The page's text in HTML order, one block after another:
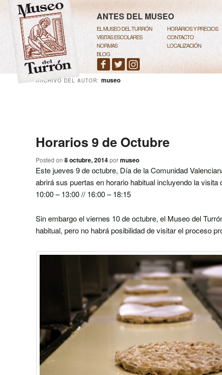
MENÚ PRINCIPAL
IR AL CONTENIDO PRINCIPAL
IR AL CONTENIDO
ANTES DEL MUSEO
EL MUSEO DEL TURRÓN
HORARIOS Y PRECIOS
VISITAS ESCOLARES
CONTACTO
NORMAS
LOCALIZACIÓN
BLOG
ARCHIVO DEL AUTOR:museo
Horarios 9 de Octubre
Posted on8 octubre, 2014 pormuseo
Este jueves 9 de octubre, Día de la Comunidad
abrirá sus puertas en horario habitual incluyendo la
10:00 – 13:00 // 16:00 – 18:15
Sin embargo el viernes 10 de octubre, el Museo del
habitual, pero no habrá posibilidad de visitar el proceso